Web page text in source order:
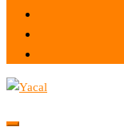
Yacal micro hosting